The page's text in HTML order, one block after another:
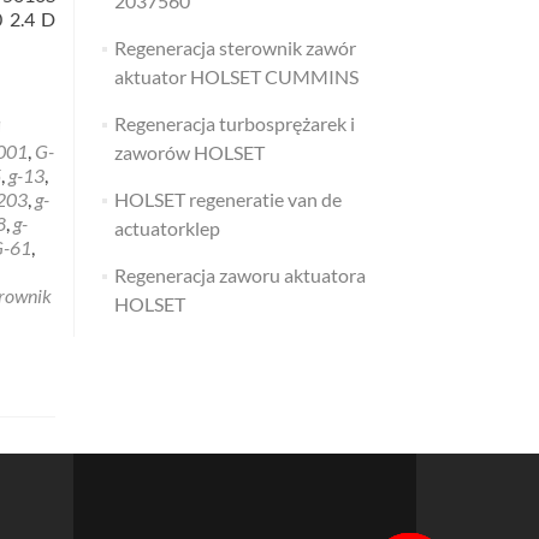
2.4 D
, G-
, g-13,
, g-
, g-
61,
Regeneracja sterownik zawór
aktuator HOLSET CUMMINS
Regeneracja turbosprężarek i
zaworów HOLSET
HOLSET regeneratie van de
actuatorklep
Regeneracja zaworu aktuatora
HOLSET